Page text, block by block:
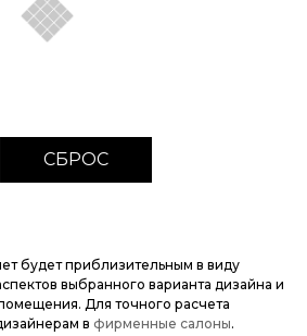
будет приблизительным в виду
выбранного варианта дизайна и
Для точного расчета
в фирменные салоны.